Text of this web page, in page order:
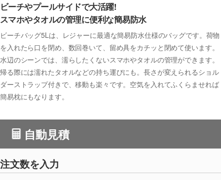
ビーチやプールサイドで大活躍!
スマホやタオルの管理に便利な簡易防水
ビーチバッグ5Lは、レジャーに最適な簡易防水仕様のバッグです。荷物
を入れたら口を閉め、数回巻いて、留め具をカチッと閉めて使います。
水辺のシーンでは、濡らしたくないスマホやタオルの管理ができます。
帰る際には濡れたタオルなどの持ち運びにも。長さが変えられるショル
ダーストラップ付きで、移動も楽々です。空気を入れてふくらませれば
簡易枕にもなります。
自動見積
注文数を入力